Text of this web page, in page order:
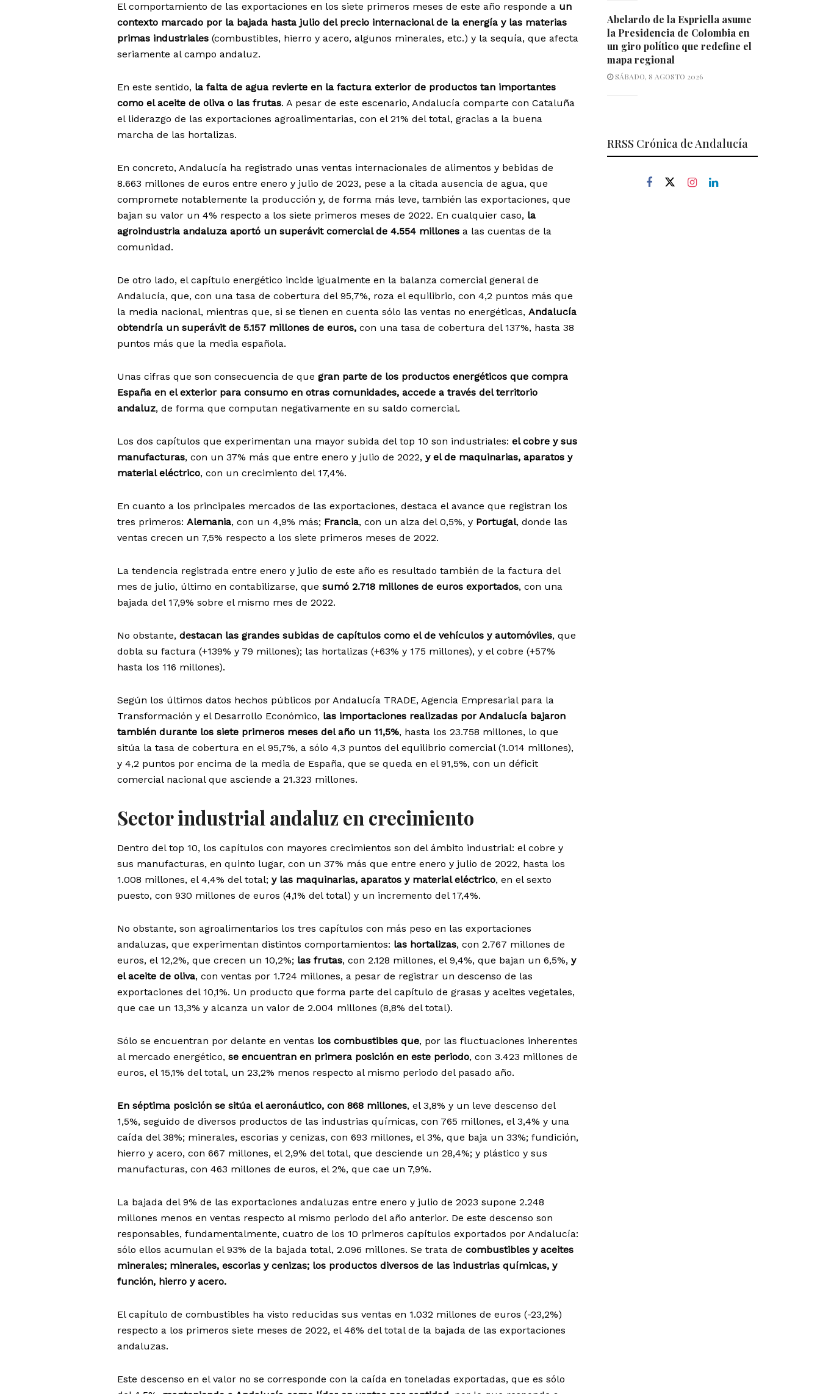
El comportamiento de las exportaciones en los siete primeros meses de este año responde a un
contexto marcado por la bajada hasta julio del precio internacional de la energía y las materias
primas industriales (combustibles, hierro y acero, algunos minerales, etc.) y la sequía, que afecta
seriamente al campo andaluz.
En este sentido, la falta de agua revierte en la factura exterior de productos tan importantes
como el aceite de oliva o las frutas. A pesar de este escenario, Andalucía comparte con Cataluña
el liderazgo de las exportaciones agroalimentarias, con el 21% del total, gracias a la buena
marcha de las hortalizas.
En concreto, Andalucía ha registrado unas ventas internacionales de alimentos y bebidas de
8.663 millones de euros entre enero y julio de 2023, pese a la citada ausencia de agua, que
compromete notablemente la producción y, de forma más leve, también las exportaciones, que
bajan su valor un 4% respecto a los siete primeros meses de 2022. En cualquier caso, la
agroindustria andaluza aportó un superávit comercial de 4.554 millones a las cuentas de la
comunidad.
De otro lado, el capítulo energético incide igualmente en la balanza comercial general de
Andalucía, que, con una tasa de cobertura del 95,7%, roza el equilibrio, con 4,2 puntos más que
la media nacional, mientras que, si se tienen en cuenta sólo las ventas no energéticas, Andalucía
obtendría un superávit de 5.157 millones de euros, con una tasa de cobertura del 137%, hasta 38
puntos más que la media española.
Unas cifras que son consecuencia de que gran parte de los productos energéticos que compra
España en el exterior para consumo en otras comunidades, accede a través del territorio
andaluz, de forma que computan negativamente en su saldo comercial.
Los dos capítulos que experimentan una mayor subida del top 10 son industriales: el cobre y sus
manufacturas, con un 37% más que entre enero y julio de 2022, y el de maquinarias, aparatos y
material eléctrico, con un crecimiento del 17,4%.
En cuanto a los principales mercados de las exportaciones, destaca el avance que registran los
tres primeros: Alemania, con un 4,9% más; Francia, con un alza del 0,5%, y Portugal, donde las
ventas crecen un 7,5% respecto a los siete primeros meses de 2022.
La tendencia registrada entre enero y julio de este año es resultado también de la factura del
mes de julio, último en contabilizarse, que sumó 2.718 millones de euros exportados, con una
bajada del 17,9% sobre el mismo mes de 2022.
No obstante, destacan las grandes subidas de capítulos como el de vehículos y automóviles, que
dobla su factura (+139% y 79 millones); las hortalizas (+63% y 175 millones), y el cobre (+57%
hasta los 116 millones).
Según los últimos datos hechos públicos por Andalucía TRADE, Agencia Empresarial para la
Transformación y el Desarrollo Económico, las importaciones realizadas por Andalucía bajaron
también durante los siete primeros meses del año un 11,5%, hasta los 23.758 millones, lo que
sitúa la tasa de cobertura en el 95,7%, a sólo 4,3 puntos del equilibrio comercial (1.014 millones),
y 4,2 puntos por encima de la media de España, que se queda en el 91,5%, con un déficit
comercial nacional que asciende a 21.323 millones.
Sector industrial andaluz en crecimiento
Dentro del top 10, los capítulos con mayores crecimientos son del ámbito industrial: el cobre y
sus manufacturas, en quinto lugar, con un 37% más que entre enero y julio de 2022, hasta los
1.008 millones, el 4,4% del total; y las maquinarias, aparatos y material eléctrico, en el sexto
puesto, con 930 millones de euros (4,1% del total) y un incremento del 17,4%.
No obstante, son agroalimentarios los tres capítulos con más peso en las exportaciones
andaluzas, que experimentan distintos comportamientos: las hortalizas, con 2.767 millones de
euros, el 12,2%, que crecen un 10,2%; las frutas, con 2.128 millones, el 9,4%, que bajan un 6,5%, y
el aceite de oliva, con ventas por 1.724 millones, a pesar de registrar un descenso de las
exportaciones del 10,1%. Un producto que forma parte del capítulo de grasas y aceites vegetales,
que cae un 13,3% y alcanza un valor de 2.004 millones (8,8% del total).
Sólo se encuentran por delante en ventas los combustibles que, por las fluctuaciones inherentes
al mercado energético, se encuentran en primera posición en este periodo, con 3.423 millones de
euros, el 15,1% del total, un 23,2% menos respecto al mismo periodo del pasado año.
En séptima posición se sitúa el aeronáutico, con 868 millones, el 3,8% y un leve descenso del
1,5%, seguido de diversos productos de las industrias químicas, con 765 millones, el 3,4% y una
caída del 38%; minerales, escorias y cenizas, con 693 millones, el 3%, que baja un 33%; fundición,
hierro y acero, con 667 millones, el 2,9% del total, que desciende un 28,4%; y plástico y sus
manufacturas, con 463 millones de euros, el 2%, que cae un 7,9%.
La bajada del 9% de las exportaciones andaluzas entre enero y julio de 2023 supone 2.248
millones menos en ventas respecto al mismo periodo del año anterior. De este descenso son
responsables, fundamentalmente, cuatro de los 10 primeros capítulos exportados por Andalucía:
sólo ellos acumulan el 93% de la bajada total, 2.096 millones. Se trata de combustibles y aceites
minerales; minerales, escorias y cenizas; los productos diversos de las industrias químicas, y
función, hierro y acero.
El capítulo de combustibles ha visto reducidas sus ventas en 1.032 millones de euros (-23,2%)
respecto a los primeros siete meses de 2022, el 46% del total de la bajada de las exportaciones
andaluzas.
Este descenso en el valor no se corresponde con la caída en toneladas exportadas, que es sólo
Abelardo de la Espriella asume
la Presidencia de Colombia en
un giro político que redefine el
mapa regional
SÁBADO, 8 AGOSTO 2026
RRSS Crónica de Andalucía